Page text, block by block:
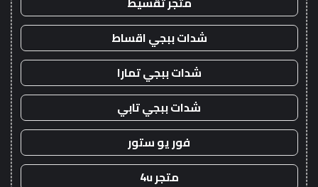
شدات ببجي اقساط
شدات ببجي تمارا
شدات ببجي تابي
فور يو ستور
متجر 4u